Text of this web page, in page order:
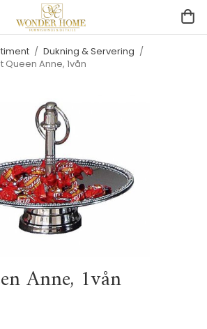
/ Dukning & Servering /
Queen Anne, 1vån
Anne, 1vån